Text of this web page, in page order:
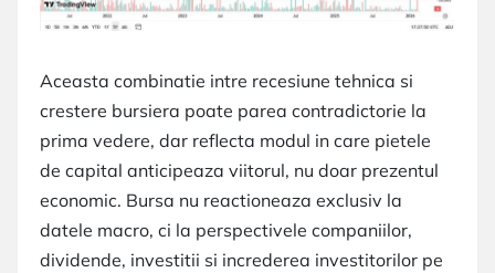
Aceasta combinatie intre recesiune tehnica si
crestere bursiera poate parea contradictorie la
prima vedere, dar reflecta modul in care pietele
de capital anticipeaza viitorul, nu doar prezentul
economic. Bursa nu reactioneaza exclusiv la
datele macro, ci la perspectivele companiilor,
dividende, investitii si increderea investitorilor pe